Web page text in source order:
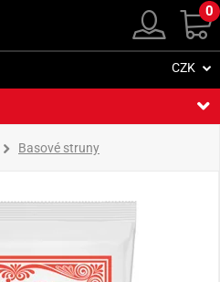
0
CZK
Basové struny